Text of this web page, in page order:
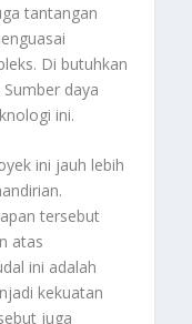
tantangan
Di butuhkan
daya
ini.
ini jauh lebih
tersebut
atas
ini adalah
kekuatan
juga